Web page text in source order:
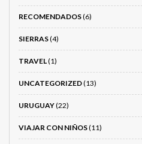
RECOMENDADOS(6)
SIERRAS(4)
TRAVEL(1)
UNCATEGORIZED(13)
URUGUAY(22)
VIAJAR CON NIÑOS(11)